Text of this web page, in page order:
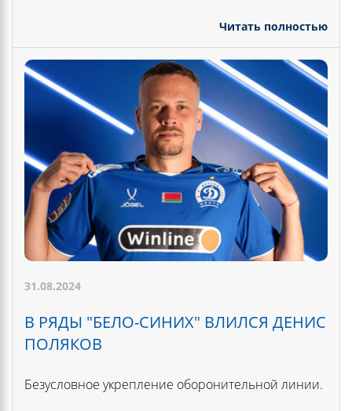
Читать полностью
31.08.2024
В РЯДЫ "БЕЛО-СИНИХ" ВЛИЛСЯ ДЕНИС
ПОЛЯКОВ
Безусловное укрепление оборонительной линии.